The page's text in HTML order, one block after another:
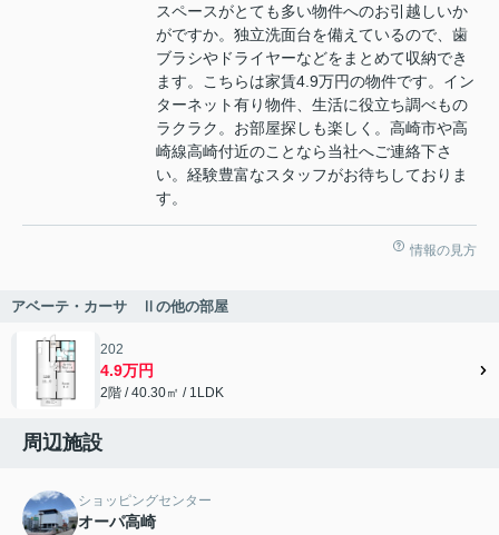
スペースがとても多い物件へのお引越しいか
がですか。独立洗面台を備えているので、歯
ブラシやドライヤーなどをまとめて収納でき
ます。こちらは家賃4.9万円の物件です。イン
ターネット有り物件、生活に役立ち調べもの
ラクラク。お部屋探しも楽しく。高崎市や高
崎線高崎付近のことなら当社へご連絡下さ
い。経験豊富なスタッフがお待ちしておりま
す。
情報の見方
アベーテ・カーサ Ⅱの他の部屋
202
4.9万円
2階 / 40.30㎡ / 1LDK
周辺施設
ショッピングセンター
オーパ高崎